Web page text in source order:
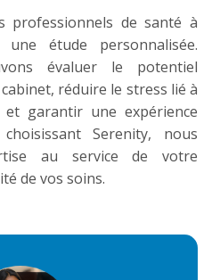
professionnels de santé à
étude personnalisée.
évaluer le potentiel
réduire le stress lié à
garantir une expérience
Serenity, nous
au service de votre
de vos soins.